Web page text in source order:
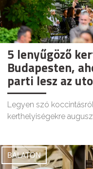
5 lenyűgöző
Budapesten,
parti lesz az
Legyen szó
kerthelyiségekre
BALATON